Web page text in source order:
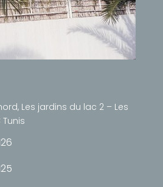
Les jardins du lac 2 – Les